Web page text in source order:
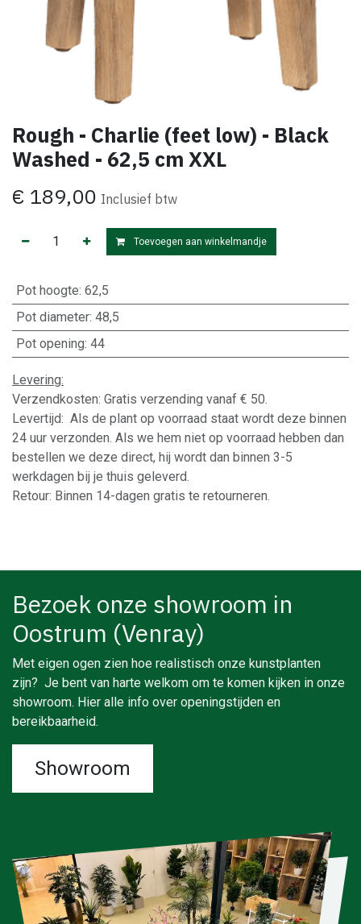
Rough - Charlie (feet low) - Black
Washed - 62,5 cm XXL
€ 189,00 Inclusief btw
Toevoegen aan winkelmandje
Pot hoogte: 62,5
Pot diameter: 48,5
Pot opening: 44
Levering:
Verzendkosten: Gratis verzending vanaf € 50.
Levertijd: Als de plant op voorraad staat wordt deze binnen
24 uur verzonden. Als we hem niet op voorraad hebben dan
bestellen we deze direct, hij wordt dan binnen 3-5
werkdagen bij je thuis geleverd.
Retour: Binnen 14-dagen gratis te retourneren.
Bezoek onze showroom in
Oostrum (Venray)
Met eigen ogen zien hoe realistisch onze kunstplanten
zijn? Je bent van harte welkom om te komen kijken in onze
showroom. Hier alle info over openingstijden en
bereikbaarheid.
Showroom